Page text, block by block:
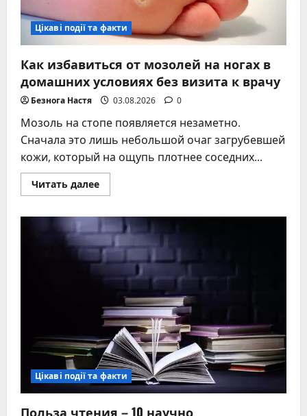
Цікаві події та факти
Как избавиться от мозолей на ногах в
домашних условиях без визита к врачу
Безнога Настя 03.08.2026 0
Мозоль на стопе появляется незаметно.
Сначала это лишь небольшой очаг загрубевшей
кожи, который на ощупь плотнее соседних...
Читать далееПрочитать
больше
избавиться
от
мозолей
на
ногах
в
домашних
условиях
визита
к
врачу
Цікаві події та факти
Польза чтения – 10 научно